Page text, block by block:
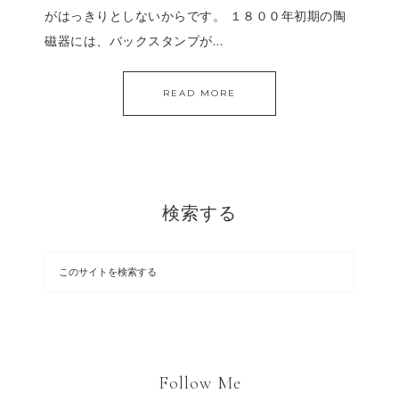
がはっきりとしないからです。 １８００年初期の陶
磁器には、バックスタンプが…
READ MORE
検索する
Follow Me